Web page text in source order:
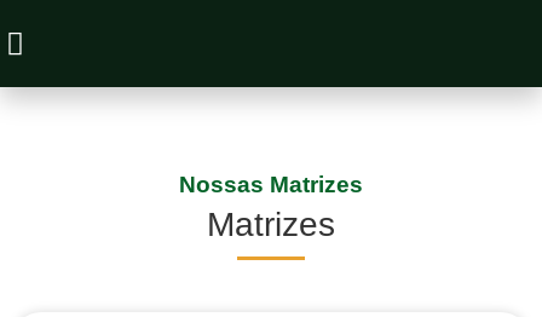
Nossas Matrizes
Matrizes